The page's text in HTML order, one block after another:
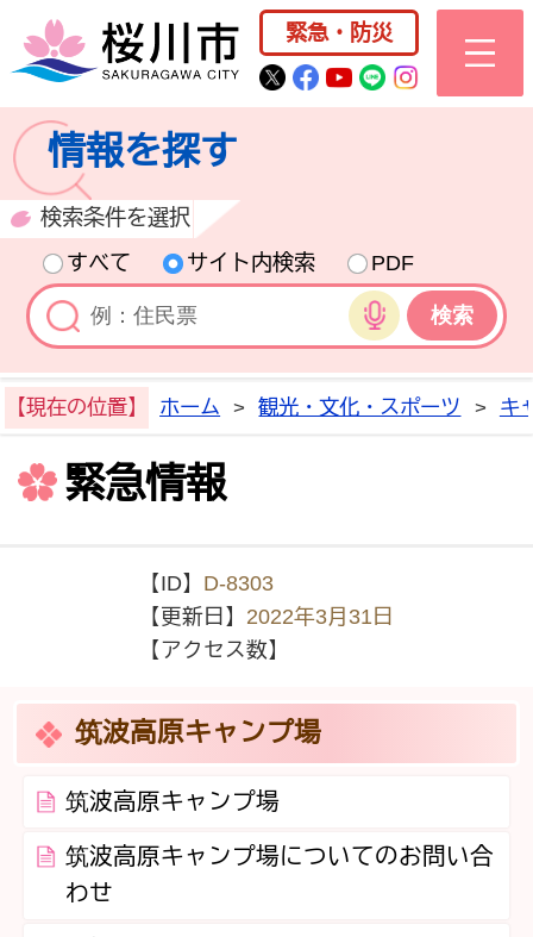
桜川市公式ホー
緊急・防災
桜川市公式Twitter
桜川市公式
桜川市公式
桜川市公式
情報を探す
検索条件を選択
すべて
サイト内検索
PDF
音声検索
【現在の位置】 ホーム > 観光・文化・スポーツ > キ
緊急情報
【ID】 D-8303
【更新日】 2022年3月31日
【アクセス数】
筑波高原キャンプ場
筑波高原キャンプ場
筑波高原キャンプ場についてのお問い合
わせ